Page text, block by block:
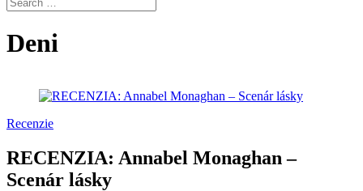
Deni
Recenzie
RECENZIA: Annabel Monaghan –
Scenár lásky